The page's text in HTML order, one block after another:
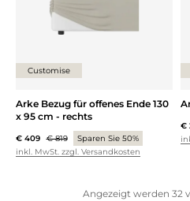
Customise
Arke Bezug für offenes Ende 130
x 95 cm - rechts
€ 409 € 819
Sparen Sie 50%
inkl. MwSt. zzgl. Versandkosten
€
Angezeigt werden 32